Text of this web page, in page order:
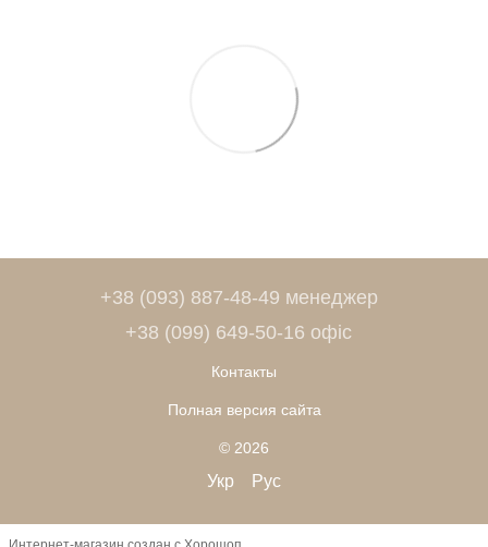
+38 (093) 887-48-49 менеджер
+38 (099) 649-50-16 офіс
Контакты
Полная версия сайта
© 2026
Укр Рус